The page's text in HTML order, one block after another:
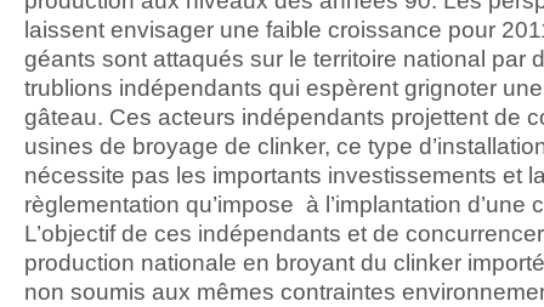
laissent envisager une faible croissance pour
géants sont attaqués sur le territoire national par
trublions indépendants qui espèrent grignoter
gâteau. Ces acteurs indépendants projettent de
usines de broyage de clinker, ce type
nécessite pas les importants investissements et
règlementation qu’impose à l’implantation d’une
L’objectif de ces indépendants et de
production nationale en broyant du clinker
non soumis aux mêmes contraintes